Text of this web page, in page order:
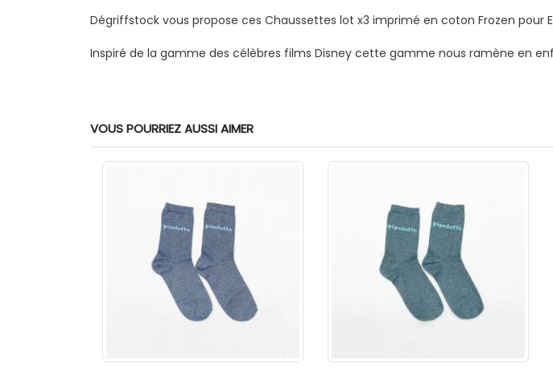
Dégriffstock vous propose ces Chaussettes lot x3 imprimé en coton Frozen pour
Inspiré de la gamme des célèbres films Disney cette gamme nous ramène en
VOUS POURRIEZ AUSSI AIMER